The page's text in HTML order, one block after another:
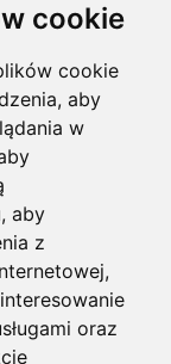
cookie
cookie
aby
w
, aby
z
,
oraz